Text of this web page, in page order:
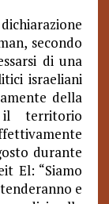
secondo
di una
israeliani
della
territorio
durante
El: “Siamo
e